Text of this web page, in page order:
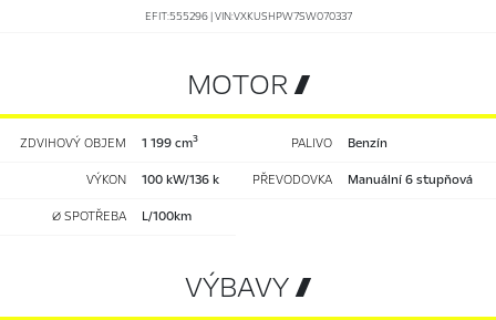
EFIT:555296 | VIN:VXKUSHPW7SW070337
MOTOR 
ZDVIHOVÝ OBJEM 1 199 cm3 PALIVO benzín
VÝKON 100 kW/136 k PŘEVODOVKA manuální 6 stupňová
Ø SPOTŘEBA l/100km
VÝBAVY 